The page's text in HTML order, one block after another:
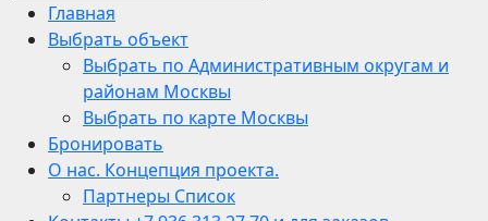
Главная
Выбрать объект
Выбрать по Административным округам и
районам Москвы
Выбрать по карте Москвы
Бронировать
О нас. Концепция проекта.
Партнеры Список